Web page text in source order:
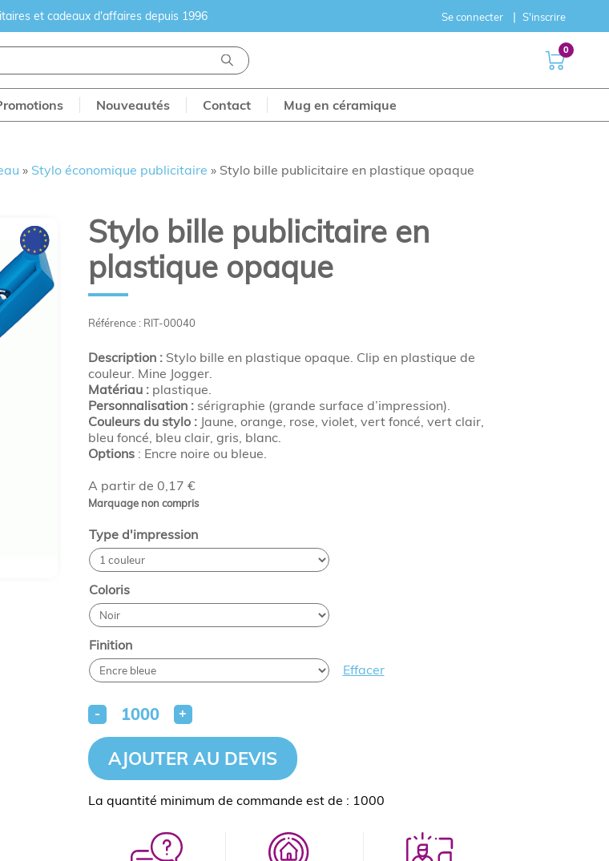
et cadeaux d'affaires depuis 1996 Se connecter S'inscrire
0
Nouveautés Contact Mug en céramique
» Stylo économique publicitaire » Stylo bille publicitaire en plastique opaque
Référence : RIT-00040
A partir de 0,17 €
Marquage non compris
Stylo bille publicitaire en
plastique opaque
Description :Stylo bille en plastique opaque. Clip en plastique de
couleur. Mine Jogger.
Matériau :plastique.
Personnalisation :sérigraphie (grande surface d’impression).
Couleurs du stylo :Jaune, orange, rose, violet, vert foncé, vert clair,
bleu foncé, bleu clair, gris, blanc.
Options: Encre noire ou bleue.
Type d'impression
Coloris
Finition
Effacer
- +
AJOUTER AU DEVIS
La quantité minimum de commande est de : 1000